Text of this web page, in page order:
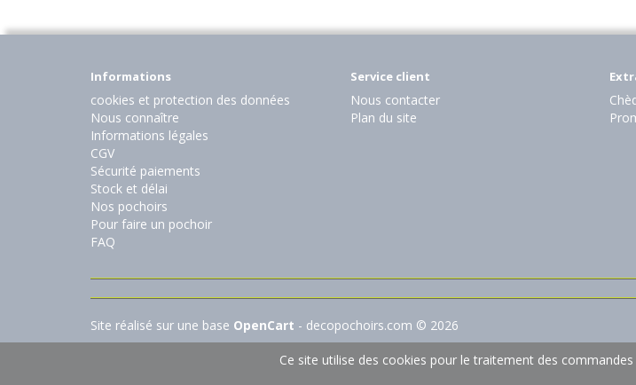
Informations
cookies et protection des données
Nous connaître
Informations légales
CGV
Sécurité paiements
Stock et délai
Nos pochoirs
Pour faire un pochoir
FAQ
Service client
Nous contacter
Plan du site
Site réalisé sur une base OpenCart - decopochoirs.com © 2026
Ce site utilise des cookies pour le traitement des